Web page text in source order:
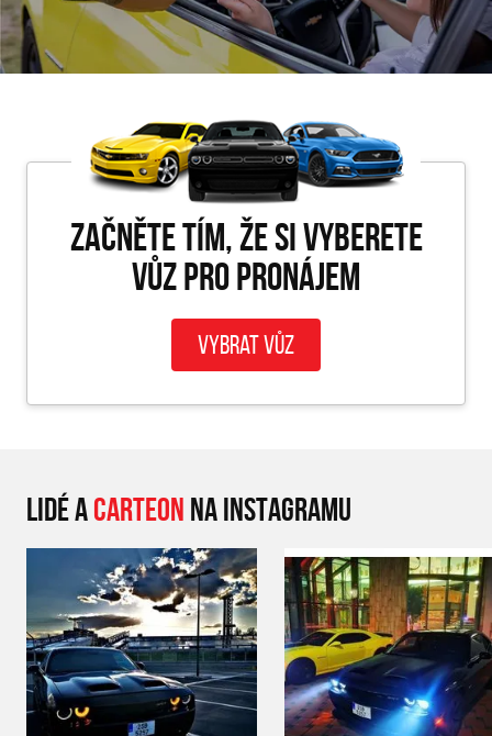
Začněte tím, že si vyberete
vůz pro PRONÁJEM
Vybrat vůz
LIDÉ ACARTEON NA INSTAGRAMU